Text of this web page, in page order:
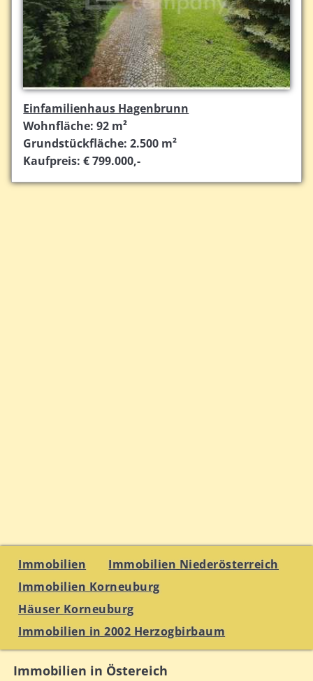
Einfamilienhaus Hagenbrunn
Wohnfläche: 92 m²
Grundstückfläche: 2.500 m²
Kaufpreis: € 799.000,-
Immobilien
Immobilien Niederösterreich
Immobilien Korneuburg
Häuser Korneuburg
Immobilien in 2002 Herzogbirbaum
Immobilien in Östereich